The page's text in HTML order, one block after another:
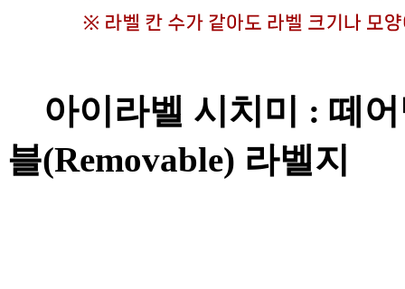
아이라벨 시치미 : 떼어
블(Removable) 라벨지